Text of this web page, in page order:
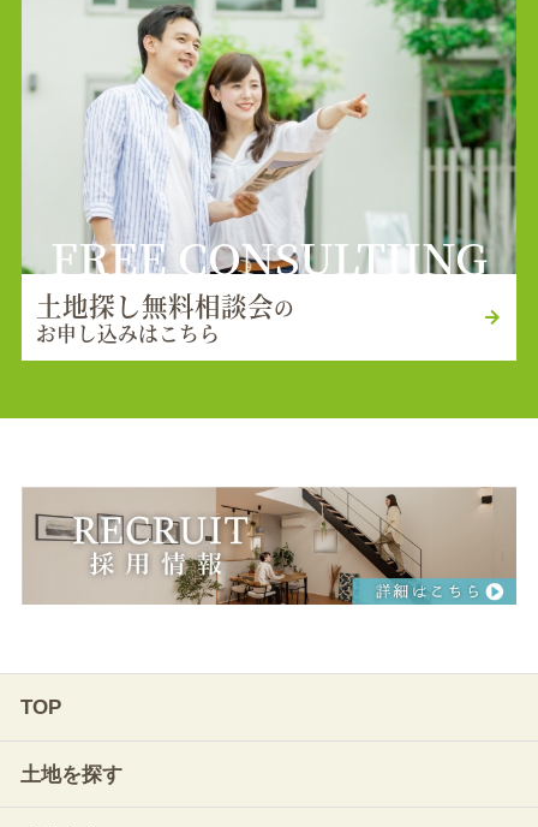
FREE CONSULTIING
土地探し無料相談会の
お申し込みはこちら
TOP
土地を探す